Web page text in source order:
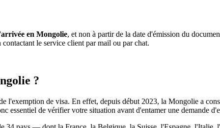
en Mongolie, et non à partir de la date d'émission du
le service client par mail ou par chat.
?
de visa. En effet, depuis début 2023, la Mongolie a
essentiel de vérifier votre situation avant d'entamer une demande